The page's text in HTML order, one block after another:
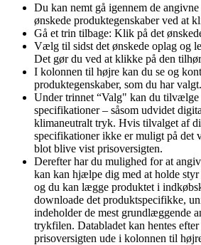
Du kan nemt gå igennem de
ønskede produktegenskaber ved at
Gå et trin tilbage: Klik på det
Vælg til sidst det ønskede oplag og
Det gør du ved at klikke på den
I kolonnen til højre kan du se og
produktegenskaber, som du har valgt.
Under trinnet “Valg" kan du tilvælge
specifikationer – såsom udvidet
klimaneutralt tryk. Hvis tilvalget af
specifikationer ikke er muligt på det
blot blive vist prisoversigten.
Derefter har du mulighed for at
kan kan hjælpe dig med at holde
og du kan lægge produktet i
downloade det produktspecifikke,
indeholder de mest grundlæggende
trykfilen. Databladet kan hentes
prisoversigten ude i kolonnen til